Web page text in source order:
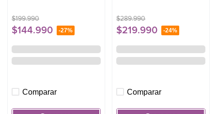
$199.990
$144.990 -27%
Comparar
$289.990
$219.990 -24%
Comparar